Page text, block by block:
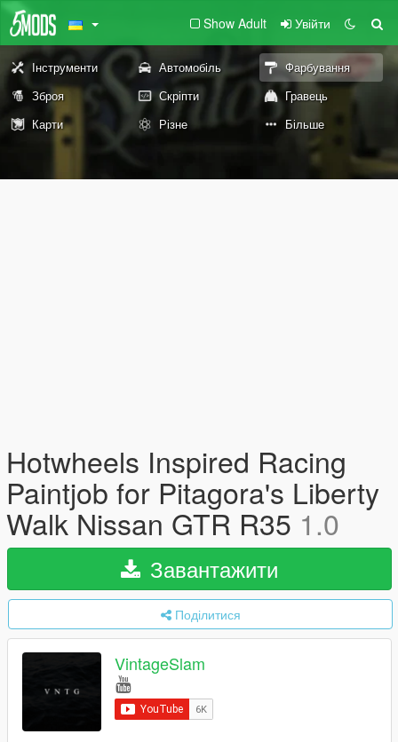
Show Adult Увійти
Інструменти Автомобіль
Фарбування
Зброя
Скріпти
Гравець
Карти
Різне Більше
Hotwheels Inspired Racing
Paintjob for Pitagora's Liberty
Walk Nissan GTR R35 1.0
Завантажити
Поділитися
VintageSlam